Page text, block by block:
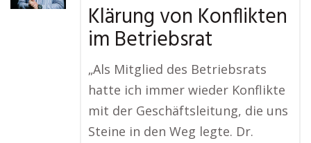
Klärung von Konflikten
im Betriebsrat
„Als Mitglied des Betriebsrats
hatte ich immer wieder Konflikte
mit der Geschäftsleitung, die uns
Steine in den Weg legte. Dr.